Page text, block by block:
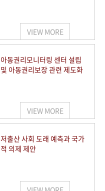
VIEW MORE
아동권리모니터링 센터 설립
및 아동권리보장 관련 제도화
VIEW MORE
저출산 사회 도래 예측과 국가
적 의제 제안